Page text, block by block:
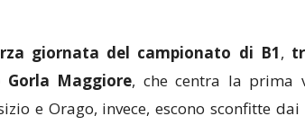
giornata del campionato di B1,
Maggiore, che centra la prima
e Orago, invece, escono sconfitte